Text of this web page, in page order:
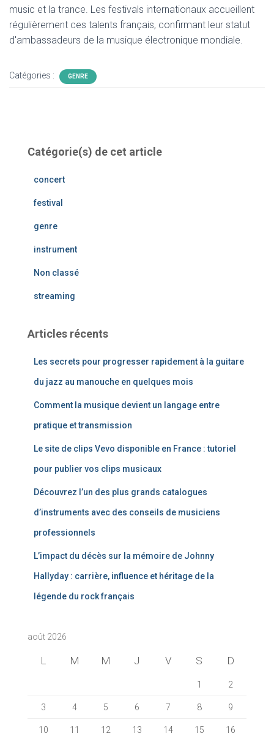
music et la trance. Les festivals internationaux accueillent
régulièrement ces talents français, confirmant leur statut
d'ambassadeurs de la musique électronique mondiale.
Catégories : GENRE
Catégorie(s) de cet article
concert
festival
genre
instrument
Non classé
streaming
Articles récents
Les secrets pour progresser rapidement à la guitare
du jazz au manouche en quelques mois
Comment la musique devient un langage entre
pratique et transmission
Le site de clips Vevo disponible en France : tutoriel
pour publier vos clips musicaux
Découvrez l’un des plus grands catalogues
d’instruments avec des conseils de musiciens
professionnels
L’impact du décès sur la mémoire de Johnny
Hallyday : carrière, influence et héritage de la
légende du rock français
août 2026
L M M J V S D
1 2
3 4 5 6 7 8 9
10 11 12 13 14 15 16